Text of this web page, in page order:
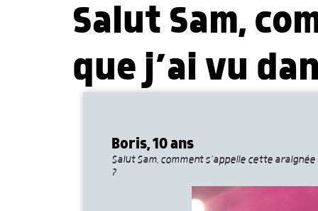
Salut Sam,
que j’ai vu
Boris, 10 ans
Salut Sam, comment s’appelle cette araignée
?